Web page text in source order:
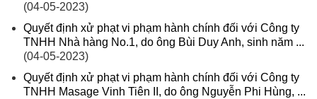
(04-05-2023)
Quyết định xử phạt vi phạm hành chính đối với Công ty
TNHH Nhà hàng No.1, do ông Bùi Duy Anh, sinh năm ...
(04-05-2023)
Quyết định xử phạt vi phạm hành chính đối với Công ty
TNHH Masage Vinh Tiên II, do ông Nguyễn Phi Hùng, ...